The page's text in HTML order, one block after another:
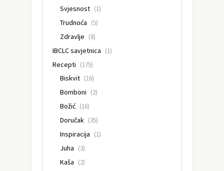
Svjesnost (1)
Trudnoća (5)
Zdravlje (8)
IBCLC savjetnica (1)
Recepti (175)
Biskvit (16)
Bomboni (2)
Božić (16)
Doručak (35)
Inspiracija (1)
Juha (3)
Kaša (2)